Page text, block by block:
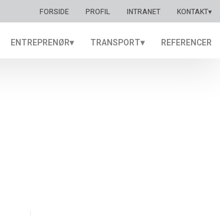
FORSIDE PROFIL INTRANET KONTAKT▾
ENTREPRENØR▾ TRANSPORT▾ REFERENCER